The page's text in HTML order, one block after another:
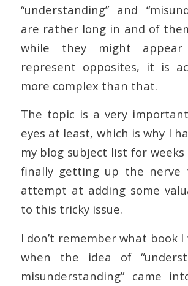
“understanding” and
are rather long in and of
while they might
represent opposites, it is
more complex than that.
The topic is a very
eyes at least, which is why I
my blog subject list for
finally getting up the nerve
attempt at adding some
to this tricky issue.
I don’t remember what book
when the idea of
misunderstanding” came